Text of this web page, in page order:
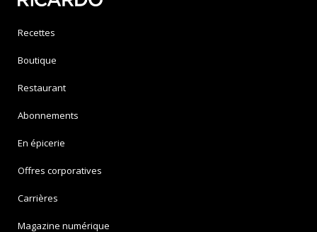
Recettes
Boutique
Restaurant
Abonnements
En épicerie
Offres corporatives
Carrières
Magazine numérique